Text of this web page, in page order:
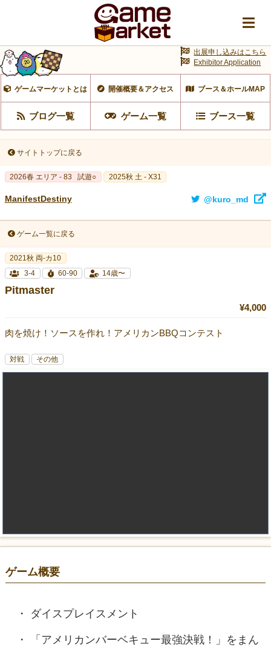
ゲームマーケットとは 開催概要＆アクセス ブース＆ホールMAP
ブログ一覧 ゲーム一覧 ブース一覧
出展申し込みはこちら
Exhibitor Application
サイトトップに戻る
2026春 エリア - 83 試遊○ 2025秋 土 - X31
ManifestDestiny @kuro_md
ゲーム一覧に戻る
2021秋 両-カ10
3-4
60-90 14歳〜
Pitmaster
¥4,000
肉を焼け！ソースを作れ！アメリカンBBQコンテスト
対戦 その他
ゲーム概要
ダイスプレイスメント
「アメリカンバーベキュー最強決戦！」をまん